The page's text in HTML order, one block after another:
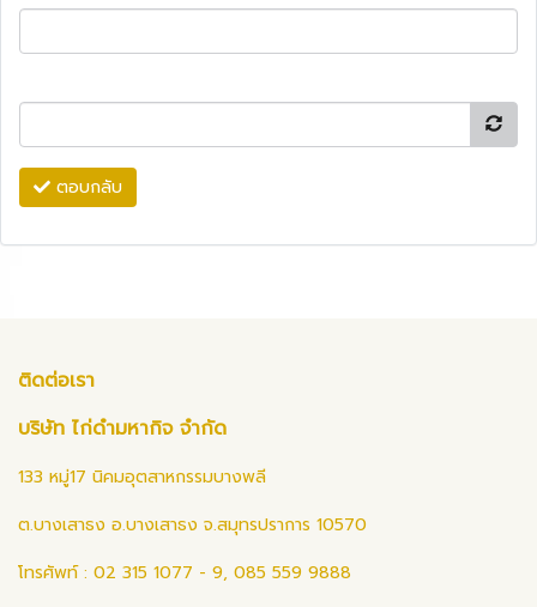
ตอบกลับ
ติดต่อเรา
บริษัท ไก่ดำมหากิจ จำกัด
133 หมู่17 นิคมอุตสาหกรรมบางพลี
ต.บางเสาธง อ.บางเสาธง จ.สมุทรปราการ 10570
โทรศัพท์ : 02 315 1077 - 9, 085 559 9888